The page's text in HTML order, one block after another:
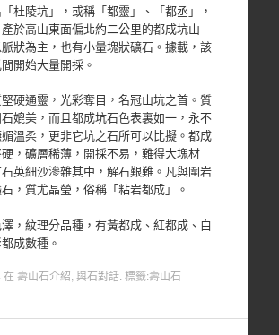
杜陵坑」，或稱「都靈」、「都丞」，
於高山東面偏北約二公里的都成坑山
狀為主，也有小量塊狀礦石。據載，該
開始大量開採。
硬通靈，光彩奪目，名冠山坑之首。質
媲美，而且都成坑石色表裏如一，永不
溫柔，更非它坑之石所可以比擬。都成
，礦層稀薄，開採不易，難得大塊材
英細沙滲雜其中，解石艱難。凡與圍岩
，質尤晶瑩，俗稱「粘岩都成」。
，紋理分品種，有黃都成、紅都成、白
成數種。
在 壽山石介紹 與石對話. 標籤:壽山石